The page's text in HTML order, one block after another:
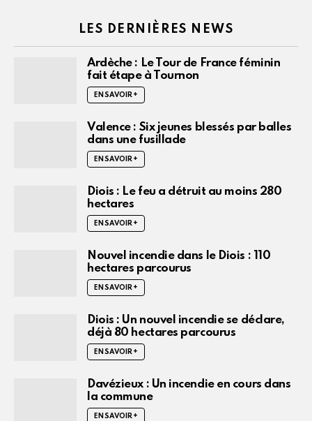
LES DERNIÈRES NEWS
Ardèche : Le Tour de France féminin
fait étape à Tournon
EN SAVOIR +
Valence : Six jeunes blessés par balles
dans une fusillade
EN SAVOIR +
Diois : Le feu a détruit au moins 280
hectares
EN SAVOIR +
Nouvel incendie dans le Diois : 110
hectares parcourus
EN SAVOIR +
Diois : Un nouvel incendie se déclare,
déjà 80 hectares parcourus
EN SAVOIR +
Davézieux : Un incendie en cours dans
la commune
EN SAVOIR +